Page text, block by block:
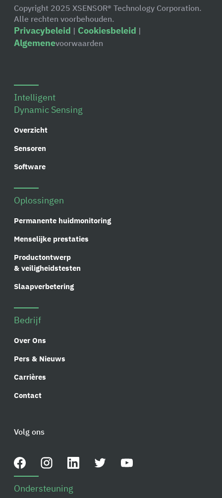
Copyright 2025 XSENSOR® Technology Corporation.
Alle rechten voorbehouden.
Privacybeleid | Cookiesbeleid |
Algemenevoorwaarden
Intelligent
Dynamic Sensing
Overzicht
Sensoren
Software
Oplossingen
Permanente huidmonitoring
Menselijke prestaties
Productontwerp
& veiligheidstesten
Slaapverbetering
Bedrijf
Over Ons
Pers & Nieuws
Carrières
Contact
Volg ons
Ondersteuning